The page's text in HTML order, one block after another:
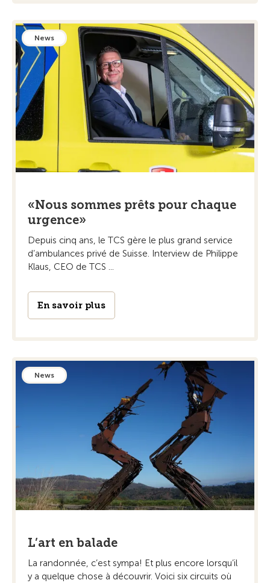
News
«Nous sommes prêts pour chaque
urgence»
Depuis cinq ans, le TCS gère le plus grand service
d’ambulances privé de Suisse. Interview de Philippe
Klaus, CEO de TCS ...
En savoir plus
News
L’art en balade
La randonnée, c’est sympa! Et plus encore ­lorsqu’il
y a quelque chose à découvrir. Voici six circuits où